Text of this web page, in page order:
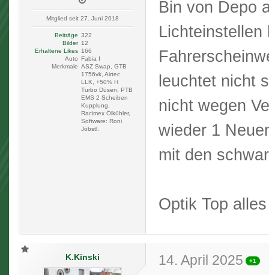
Mitglied seit 27. Juni 2018
Beiträge 322
Bilder 12
Erhaltene Likes 166
Auto Fabia I
Merkmale ASZ Swap, GTB
1756vk, Airtec
LLK, +50% H
Turbo Düsen, PTB
EMS 2 Scheiben
Kupplung,
Racimex Ölkühler,
Software: Roni
Jöbstl.
Bin von Depo
Lichteinstellen
leuchtet nicht
nicht wegen
wieder 1
mit den
Optik Top
K.Kinski 14. April 2025 +1